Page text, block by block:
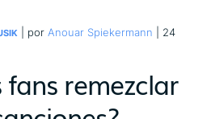
| por Anouar Spiekermann | 24
remezclar